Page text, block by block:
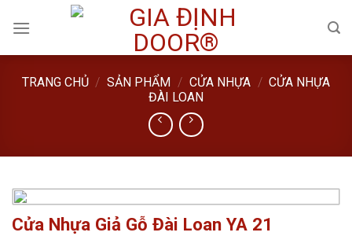
TRANG CHỦ / SẢN PHẨM / CỬA NHỰA / CỬA NHỰA
ĐÀI LOAN
Cửa Nhựa Giả Gỗ Đài Loan YA 21